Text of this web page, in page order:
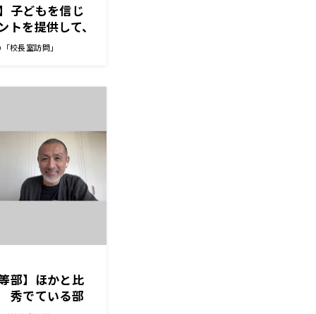
子どもを信じ
を提供して、
つくってあげ
校長室訪問」
部】ほかと比
秀でている部